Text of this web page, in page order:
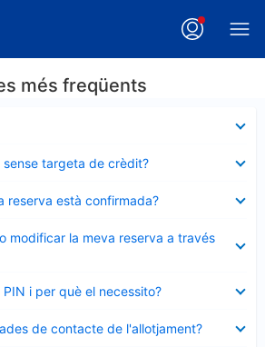
més freqüents
sense targeta de crèdit?
reserva està confirmada?
modificar la meva reserva a través
i per què el necessito?
de contacte de l'allotjament?